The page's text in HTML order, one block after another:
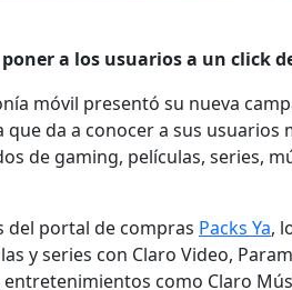
a los usuarios a un click
móvil presentó su nueva
que da a conocer a sus
de gaming, películas, series,
del portal de compras Packs Ya,
y series con Claro Video,
como Claro